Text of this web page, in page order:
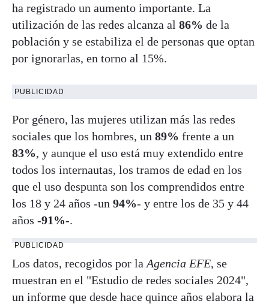
ha registrado un aumento importante. La
utilización de las redes alcanza al 86% de la
población y se estabiliza el de personas que optan
por ignorarlas, en torno al 15%.
PUBLICIDAD
Por género, las mujeres utilizan más las redes
sociales que los hombres, un 89% frente a un
83%, y aunque el uso está muy extendido entre
todos los internautas, los tramos de edad en los
que el uso despunta son los comprendidos entre
los 18 y 24 años -un 94%- y entre los de 35 y 44
años -91%-.
PUBLICIDAD
Los datos, recogidos por la Agencia EFE, se
muestran en el "Estudio de redes sociales 2024",
un informe que desde hace quince años elabora la